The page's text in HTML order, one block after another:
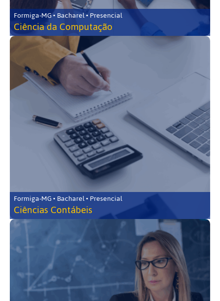
Formiga-MG • Bacharel • Presencial
Ciência da Computação
Formiga-MG • Bacharel • Presencial
Ciências Contábeis